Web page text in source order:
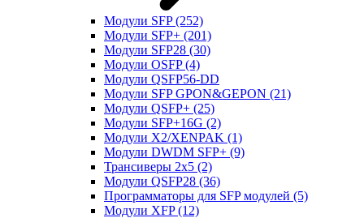
Модули SFP(252)
Модули SFP+ (201)
Модули SFP28 (30)
Модули OSFP(4)
Модули QSFP56-DD
Модули SFP GPON&GEPON (21)
Модули QSFP+ (25)
Модули SFP+16G (2)
Модули X2/XENPAK (1)
Модули DWDM SFP+ (9)
Трансиверы 2x5 (2)
Модули QSFP28 (36)
Программаторы для SFP модулей (5)
Модули XFP(12)